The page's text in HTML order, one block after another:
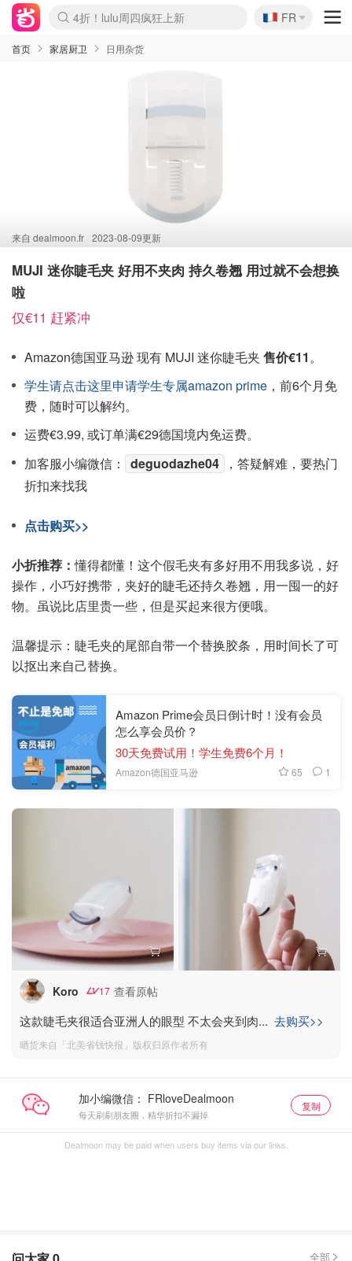
Boticinal 夏促开抢！
4折！lulu周四疯狂上新
还没结束！&OtherStories大促
Joybuy变相75折 随时失效
速领！Stanley独家85折
疑似霸哥！Camper额外叠85折
Zalando 奥莱闪促！每日更新
Moncler反季囤！5折起+叠9折
Coach Brooklyn仅€192
🇫🇷
FR
首页 家居厨卫 日用杂货
来自 dealmoon.fr 2023-08-09更新
MUJI 迷你睫毛夹 好用不夹肉 持久卷翘 用过就不会想换
啦
仅€11 赶紧冲
Amazon德国亚马逊 现有 MUJI 迷你睫毛夹 售价€11。
学生请点击这里申请学生专属amazon prime ，前6个月免
费，随时可以解约。
运费€3.99, 或订单满€29德国境内免运费。
加客服小编微信：
deguodazhe04
，答疑解难，要热门
折扣来找我
点击购买>>
小折推荐：懂得都懂！这个假毛夹有多好用不用我多说，好
操作，小巧好携带，夹好的睫毛还持久卷翘，用一囤一的好
物。虽说比店里贵一些，但是买起来很方便哦。
温馨提示：睫毛夹的尾部自带一个替换胶条，用时间长了可
以抠出来自己替换。
Amazon Prime会员日倒计时！没有会员
怎么享会员价？
30天免费试用！学生免费6个月！
Amazon德国亚马逊 65 1
Koro 17 查看原帖
这款睫毛夹很适合亚洲人的眼型 不太会夹到肉... 去购买>>
晒货来自「北美省钱快报」版权归原作者所有
加小编微信：
每天刷刷朋友圈，精华折扣不漏掉
复制
Dealmoon may be paid when users buy items via our links.
全部